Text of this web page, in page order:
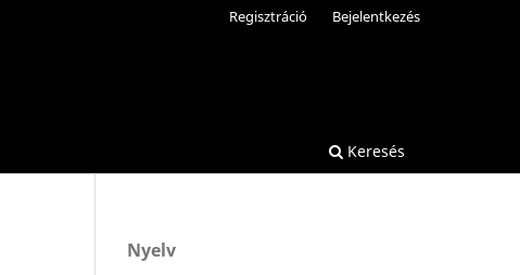
Keresés
Regisztráció Bejelentkezés
Nyelv